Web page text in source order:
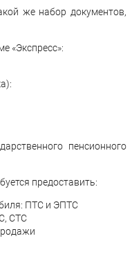
же набор документов,
«Экспресс»:
пенсионного
предоставить:
ПТС и ЭПТС
СТС